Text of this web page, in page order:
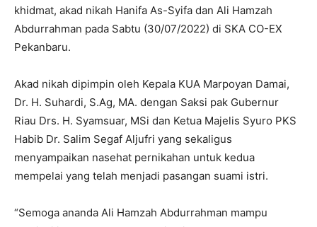
khidmat, akad nikah Hanifa As-Syifa dan Ali Hamzah
Abdurrahman pada Sabtu (30/07/2022) di SKA CO-EX
Pekanbaru.
Akad nikah dipimpin oleh Kepala KUA Marpoyan Damai,
Dr. H. Suhardi, S.Ag, MA. dengan Saksi pak Gubernur
Riau Drs. H. Syamsuar, MSi dan Ketua Majelis Syuro PKS
Habib Dr. Salim Segaf Aljufri yang sekaligus
menyampaikan nasehat pernikahan untuk kedua
mempelai yang telah menjadi pasangan suami istri.
“Semoga ananda Ali Hamzah Abdurrahman mampu